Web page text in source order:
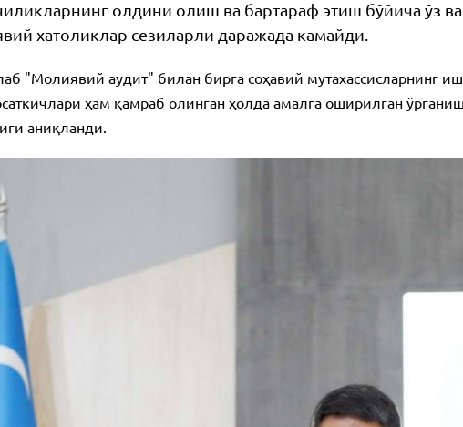
олдини олиш ва бартараф этиш бўйича ўз
хатоликлар сезиларли даражада камайди.
"Молиявий аудит" билан бирга соҳавий мутахассисларнинг
ҳам қамраб олинган ҳолда амалга оширилган
аниқланди.